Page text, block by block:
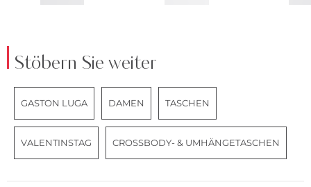
Stöbern Sie weiter
GASTON LUGA DAMEN TASCHEN
VALENTINSTAG CROSSBODY- & UMHÄNGETASCHEN